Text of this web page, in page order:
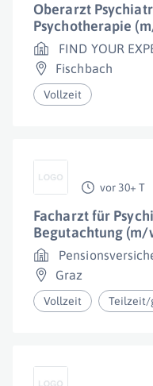
Oberarzt
Psychotherapie
FIND YOUR
Fischbach
Vollzeit
vor 30+ T
Facharzt für
Begutachtung
Graz
Vollzeit Teilzeit/